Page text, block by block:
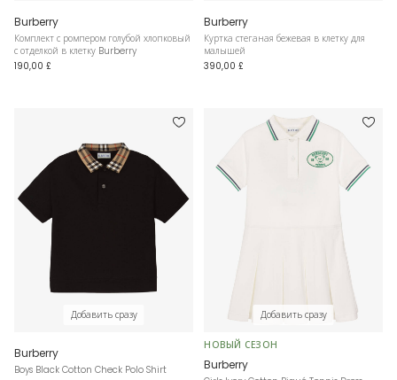
Burberry
Комплект с ромпером голубой хлопковый
с отделкой в клетку Burberry
190,00 £
Burberry
Куртка стеганая бежевая в клетку для
малышей
390,00 £
Добавить сразу
Burberry
Boys Black Cotton Check Polo Shirt
Добавить сразу
НОВЫЙ СЕЗОН
Burberry